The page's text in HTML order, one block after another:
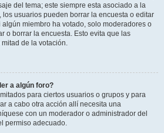
del tema; este siempre esta asociado a la
usuarios pueden borrar la encuesta o editar
miembro ha votado, solo moderadores o
o borrar la encuesta. Esto evita que las
de la votación.
a algún foro?
para ciertos usuarios o grupos y para
a cabo otra acción allí necesita una
con un moderador o administrador del
permiso adecuado.